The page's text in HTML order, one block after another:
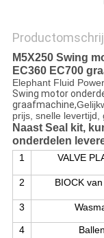
M5X250 Swing
EC360 EC700
Elephant Fluid
Swing motor
graafmachine,
prijs, snelle
Naast Seal kit,
onderdelen
1 VALVE
2 BIOCK
3
4